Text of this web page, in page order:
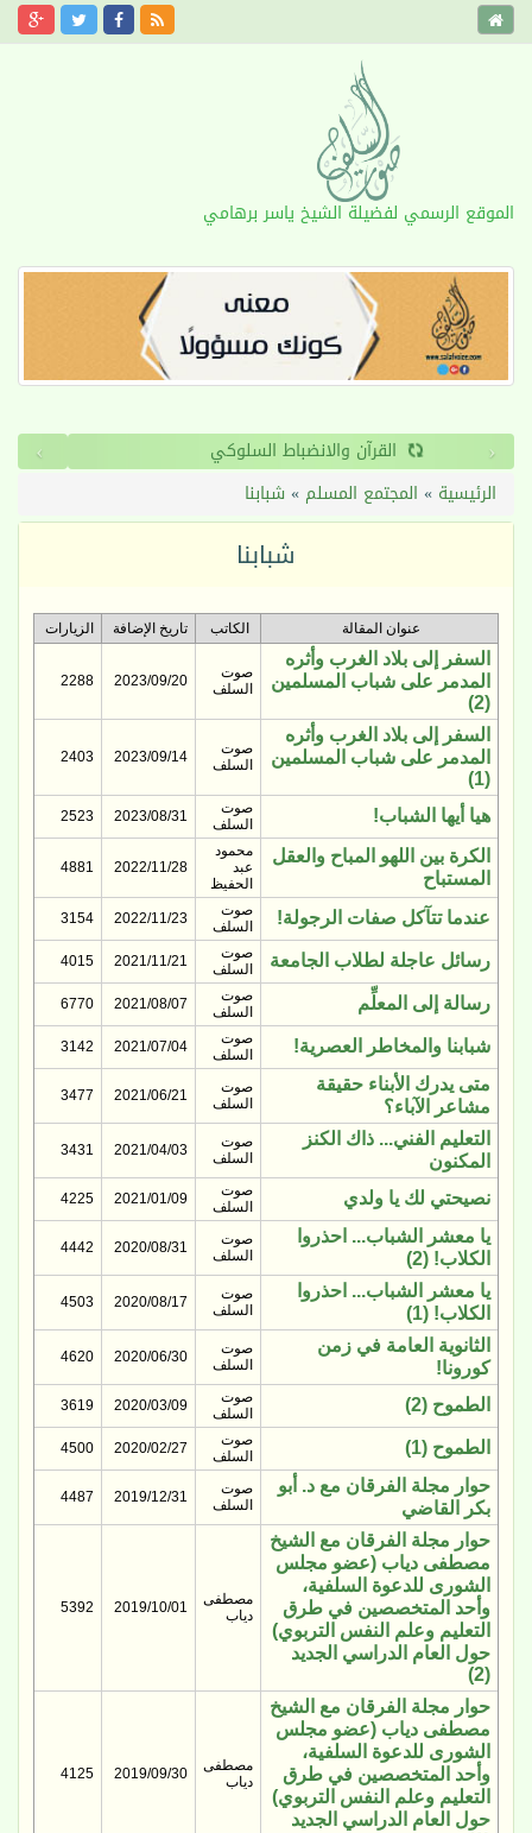
الموقع الرسمي لفضيلة الشيخ ياسر برهامي
القرآن والانضباط السلوكي ‹
›
الرئيسية » المجتمع المسلم » شبابنا
شبابنا
عنوان المقالة الكاتب تاريخ الإضافة الزيارات
السفر إلى بلاد الغرب وأثره
المدمر على شباب المسلمين
(2)
صوت
السلف
2023/09/20
2288
السفر إلى بلاد الغرب وأثره
المدمر على شباب المسلمين
(1)
صوت
السلف
2023/09/14
2403
هيا أيها الشباب!
صوت
السلف
2023/08/31
2523
الكرة بين اللهو المباح والعقل
المستباح
محمود
عبد
الحفيظ
2022/11/28
4881
عندما تتآكل صفات الرجولة!
صوت
السلف
2022/11/23
3154
رسائل عاجلة لطلاب الجامعة
صوت
السلف
2021/11/21
4015
رسالة إلى المعلِّم
صوت
السلف
2021/08/07
6770
شبابنا والمخاطر العصرية!
صوت
السلف
2021/07/04
3142
متى يدرك الأبناء حقيقة
مشاعر الآباء؟
صوت
السلف
2021/06/21
3477
التعليم الفني... ذاك الكنز
المكنون
صوت
السلف
2021/04/03
3431
نصيحتي لك يا ولدي
صوت
السلف
2021/01/09
4225
يا معشر الشباب... احذروا
الكلاب! (2)
صوت
السلف
2020/08/31
4442
يا معشر الشباب... احذروا
الكلاب! (1)
صوت
السلف
2020/08/17
4503
الثانوية العامة في زمن
كورونا!
صوت
السلف
2020/06/30
4620
الطموح (2)
صوت
السلف
2020/03/09
3619
الطموح (1)
صوت
السلف
2020/02/27
4500
حوار مجلة الفرقان مع د. أبو
بكر القاضي
صوت
السلف
2019/12/31
4487
حوار مجلة الفرقان مع الشيخ
مصطفى دياب (عضو مجلس
الشورى للدعوة السلفية،
وأحد المتخصصين في طرق
التعليم وعلم النفس التربوي)
حول العام الدراسي الجديد
(2)
مصطفى
دياب
2019/10/01
5392
حوار مجلة الفرقان مع الشيخ
مصطفى دياب (عضو مجلس
الشورى للدعوة السلفية،
وأحد المتخصصين في طرق
التعليم وعلم النفس التربوي)
حول العام الدراسي الجديد
مصطفى
دياب
2019/09/30
4125